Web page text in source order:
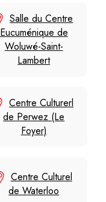
Salle du Centre
Eucuménique de
Woluwé-Saint-
Lambert
Centre Culturerl
de Perwez (Le
Foyer)
Centre Culturel
de Waterloo